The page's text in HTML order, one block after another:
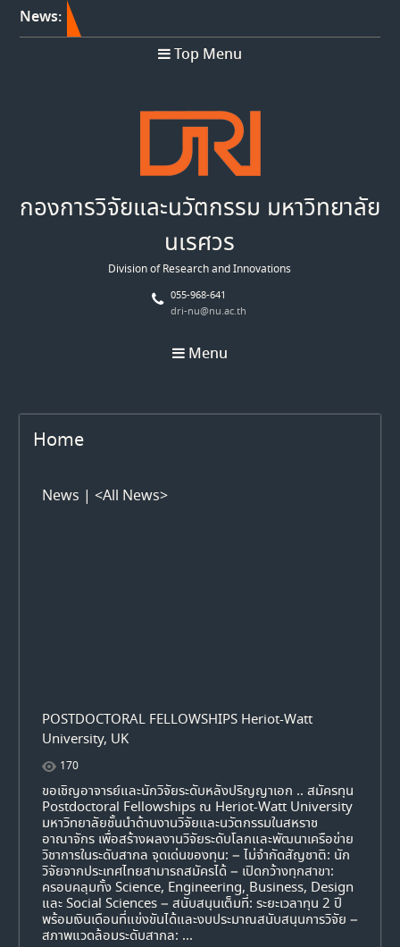
News:
Top Menu
กองการวิจัยและนวัตกรรม มหาวิทยาลัย
นเรศวร
Division of Research and Innovations
055-968-641
dri-nu@nu.ac.th
Menu
Home
News | <All News>
POSTDOCTORAL FELLOWSHIPS Heriot-Watt
University, UK
170
ขอเชิญอาจารย์และนักวิจัยระดับหลังปริญญาเอก .. สมัครทุน
Postdoctoral Fellowships ณ Heriot-Watt University
มหาวิทยาลัยชั้นนำด้านงานวิจัยและนวัตกรรมในสหราช
อาณาจักร เพื่อสร้างผลงานวิจัยระดับโลกและพัฒนาเครือข่าย
วิชาการในระดับสากล จุดเด่นของทุน: – ไม่จำกัดสัญชาติ: นัก
วิจัยจากประเทศไทยสามารถสมัครได้ – เปิดกว้างทุกสาขา:
ครอบคลุมทั้ง Science, Engineering, Business, Design
และ Social Sciences – สนับสนุนเต็มที่: ระยะเวลาทุน 2 ปี
พร้อมเงินเดือนที่แข่งขันได้และงบประมาณสนับสนุนการวิจัย –
สภาพแวดล้อมระดับสากล: ...